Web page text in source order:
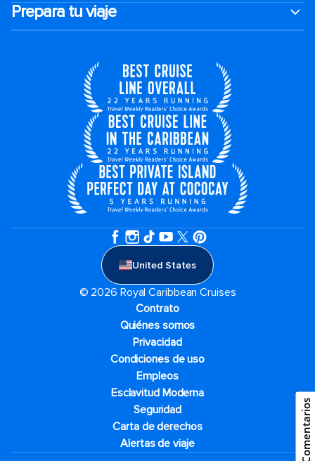
Prepara tu viaje
United States
© 2026 Royal Caribbean Cruises
Contrato
Quiénes somos
Privacidad
Condiciones de uso
Empleos
Esclavitud Moderna
Seguridad
Carta de derechos
Alertas de viaje
Comentarios